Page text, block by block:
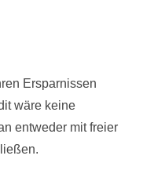
Ersparnissen
wäre keine
entweder mit freier